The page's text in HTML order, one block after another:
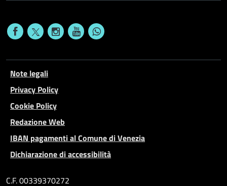
Note legali
Privacy Policy
Cookie Policy
Redazione Web
IBAN pagamenti al Comune di Venezia
Dichiarazione di accessibilità
C.F. 00339370272